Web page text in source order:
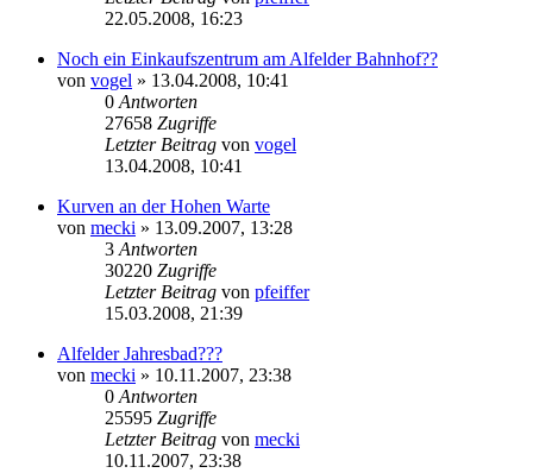
22.05.2008, 16:23
Noch ein Einkaufszentrum am Alfelder Bahnhof??
von vogel » 13.04.2008, 10:41
0 Antworten
27658 Zugriffe
Letzter Beitrag von vogel
13.04.2008, 10:41
Kurven an der Hohen Warte
von mecki » 13.09.2007, 13:28
3 Antworten
30220 Zugriffe
Letzter Beitrag von pfeiffer
15.03.2008, 21:39
Alfelder Jahresbad???
von mecki » 10.11.2007, 23:38
0 Antworten
25595 Zugriffe
Letzter Beitrag von mecki
10.11.2007, 23:38